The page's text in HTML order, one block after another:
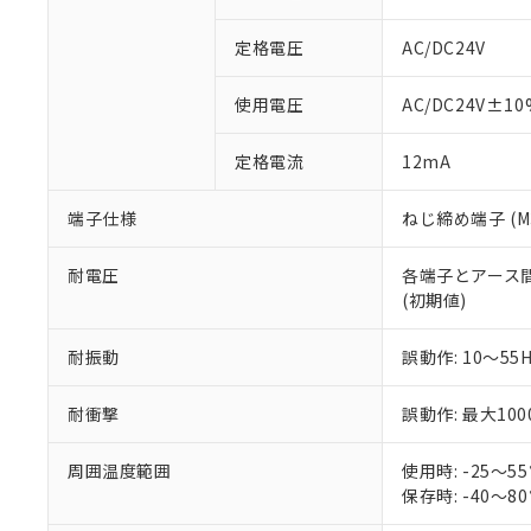
定格電圧 AC/DC24V
使用電圧 AC/
定格電流 12mA
端子仕様 ねじ締め端子
耐電圧
各端子とアー
(初期値)
耐振動 誤動作: 10～
耐衝撃 誤動作: 最大
周囲温度範囲
使用時: -25～
保存時: -40～
ご利用条件
以下の条件をお
本サービス
当社制御機
在庫状況お
い。
正式な納期
当社販売員
オムロン制御
在庫状況お
す。
マイパーツ
お客様が当
が、当社の
非該当品：ライ
仕入先様の事情に
があります。
*EU RoHS指令（10物質
六価クロム(Cr(Ⅵ))
フタル酸ビス(2-エチ
ル（DBP） 1000ppm
但し、RoHS指令で産
フタル酸エステル類の
※2 対応予定月
部品在庫の切り替
※3 非含有証明
※1 中国
「×」：最大均質
「－」：未確認
*中国RoHS10物質の基
Pb(鉛) :1000ppm、
DBP(フタル酸ジブチ
DEHP(フタル酸ビス(2-
※2 環境保護使
「ｅ」：有害物
「10」：通常の使
味します。
「－」：未確認
当社は、こ
う）を輸出
などの必要な
当社は規制
当社は貴社
置等に一切使
当社は、貴
また当社は
たしません。
記
号
説明
○ 一定数
△ 一定数
－
在庫な
機器販
空
白
受注生